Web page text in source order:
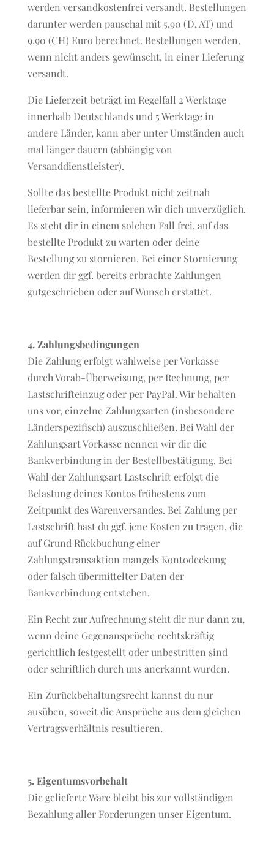
werden versandkostenfrei versandt. Bestellungen
darunter werden pauschal mit 5,90 (D, AT) und
9,90 (CH) Euro berechnet. Bestellungen werden,
wenn nicht anders gewünscht, in einer Lieferung
versandt.
Die Lieferzeit beträgt im Regelfall 2 Werktage
innerhalb Deutschlands und 5 Werktage in
andere Länder, kann aber unter Umständen auch
mal länger dauern (abhängig von
Versanddienstleister).
Sollte das bestellte Produkt nicht zeitnah
lieferbar sein, informieren wir dich unverzüglich.
Es steht dir in einem solchen Fall frei, auf das
bestellte Produkt zu warten oder deine
Bestellung zu stornieren. Bei einer Stornierung
werden dir ggf. bereits erbrachte Zahlungen
gutgeschrieben oder auf Wunsch erstattet.
4. Zahlungsbedingungen
Die Zahlung erfolgt wahlweise per Vorkasse
durch Vorab-Überweisung, per Rechnung, per
Lastschrifteinzug oder per PayPal. Wir behalten
uns vor, einzelne Zahlungsarten (insbesondere
Länderspezifisch) auszuschließen. Bei Wahl der
Zahlungsart Vorkasse nennen wir dir die
Bankverbindung in der Bestellbestätigung. Bei
Wahl der Zahlungsart Lastschrift erfolgt die
Belastung deines Kontos frühestens zum
Zeitpunkt des Warenversandes. Bei Zahlung per
Lastschrift hast du ggf. jene Kosten zu tragen, die
auf Grund Rückbuchung einer
Zahlungstransaktion mangels Kontodeckung
oder falsch übermittelter Daten der
Bankverbindung entstehen.
Ein Recht zur Aufrechnung steht dir nur dann zu,
wenn deine Gegenansprüche rechtskräftig
gerichtlich festgestellt oder unbestritten sind
oder schriftlich durch uns anerkannt wurden.
Ein Zurückbehaltungsrecht kannst du nur
ausüben, soweit die Ansprüche aus dem gleichen
Vertragsverhältnis resultieren.
5. Eigentumsvorbehalt
Die gelieferte Ware bleibt bis zur vollständigen
Bezahlung aller Forderungen unser Eigentum.